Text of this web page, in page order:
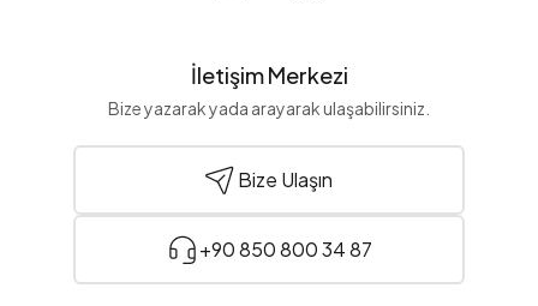
İletişim Merkezi
Bize yazarak yada arayarak ulaşabilirsiniz.
Bize Ulaşın
+90 850 800 34 87